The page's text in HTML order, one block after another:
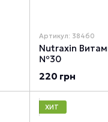
Артикул: 38460
Nutraxin
№30
220 грн
ХИТ